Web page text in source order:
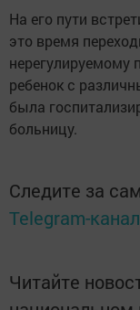
На его пути
это время
нерегулируемому
ребенок с
была
больницу.
Следите за
Telegram-
Читайте